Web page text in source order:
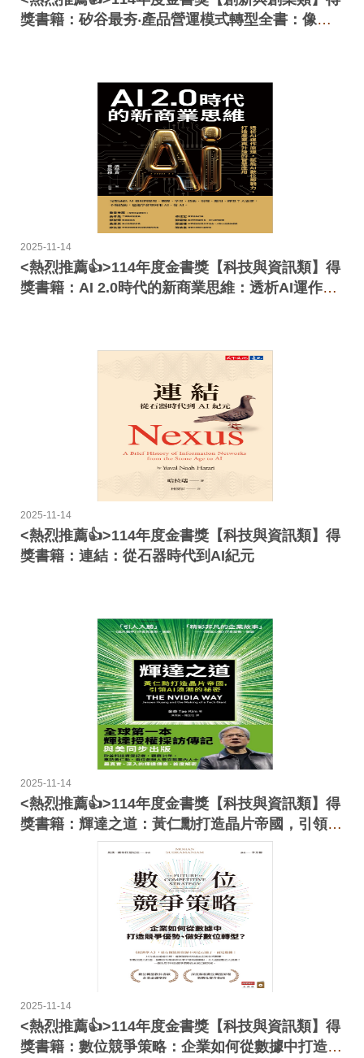
獎書籍：矽谷最夯‧產品營運模式轉型全書：像世
2025-11-14
<熱烈推薦👍>114年度金書獎【科技與資訊類】得
獎書籍：AI 2.0時代的新商業思維：透析AI運作原
2025-11-14
<熱烈推薦👍>114年度金書獎【科技與資訊類】得
獎書籍：連結：從石器時代到AI紀元
2025-11-14
<熱烈推薦👍>114年度金書獎【科技與資訊類】得
獎書籍：輝達之道：黃仁勳打造晶片帝國，引領AI
2025-11-14
<熱烈推薦👍>114年度金書獎【科技與資訊類】得
獎書籍：數位競爭策略：企業如何從數據中打造競